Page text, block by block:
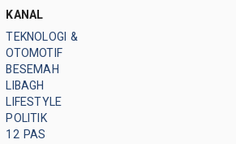
KANAL
TEKNOLOGI &
OTOMOTIF
BESEMAH
LIBAGH
LIFESTYLE
POLITIK
12 PAS